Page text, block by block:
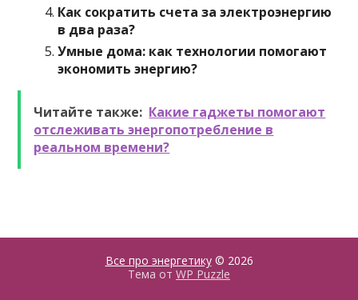
Как сократить счета за электроэнергию
в два раза?
Умные дома: как технологии помогают
экономить энергию?
Читайте также: Какие гаджеты помогают
отслеживать энергопотребление в
реальном времени?
Все про энергетику© 2026
Тема от WP Puzzle